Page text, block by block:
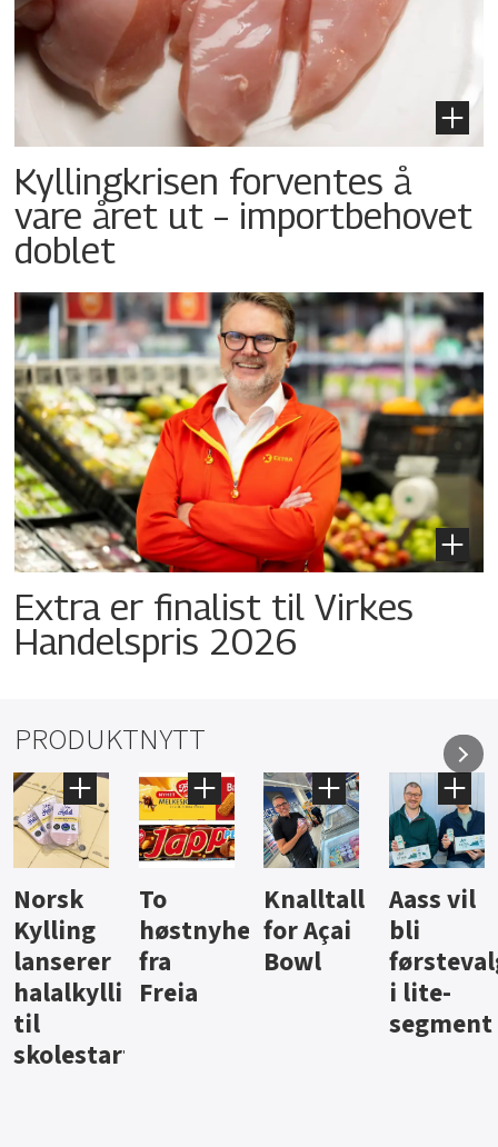
Kyllingkrisen forventes å
vare året ut – importbehovet
doblet
Extra er finalist til Virkes
Handelspris 2026
PRODUKTNYTT
Knalltall
for Açai
Bowl
Aass vil
bli
førstevalg
i lite-
Brus og
jus fra
Berentsen
Hard
iste fra
Hansa